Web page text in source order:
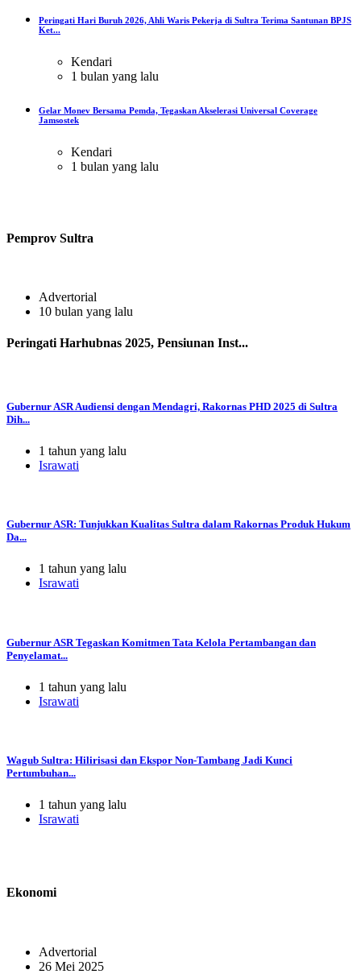
Peringati Hari Buruh 2026, Ahli Waris Pekerja di Sultra Terima Santunan BPJS
Ket...
Kendari
1 bulan yang lalu
Gelar Monev Bersama Pemda, Tegaskan Akselerasi Universal Coverage
Jamsostek
Kendari
1 bulan yang lalu
Pemprov Sultra
Advertorial
10 bulan yang lalu
Peringati Harhubnas 2025, Pensiunan Inst...
Gubernur ASR Audiensi dengan Mendagri, Rakornas PHD 2025 di Sultra
Dih...
1 tahun yang lalu
Israwati
Gubernur ASR: Tunjukkan Kualitas Sultra dalam Rakornas Produk Hukum
Da...
1 tahun yang lalu
Israwati
Gubernur ASR Tegaskan Komitmen Tata Kelola Pertambangan dan
Penyelamat...
1 tahun yang lalu
Israwati
Wagub Sultra: Hilirisasi dan Ekspor Non-Tambang Jadi Kunci
Pertumbuhan...
1 tahun yang lalu
Israwati
Ekonomi
Advertorial
26 Mei 2025